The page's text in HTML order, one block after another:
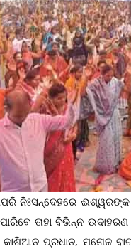
ନିଃସନ୍ଦେହରେ
ତାହା ବିଭିନ୍ନ
କାଶିଆନ ପ୍ରଧାନ,